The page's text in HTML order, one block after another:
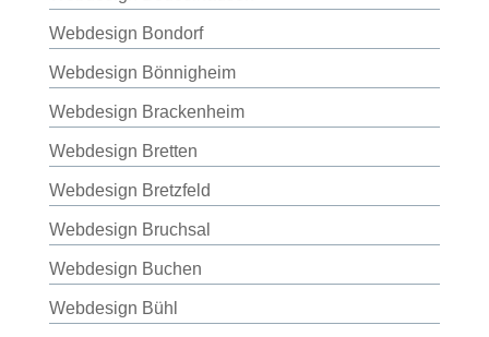
Webdesign Bondorf
Webdesign Bönnigheim
Webdesign Brackenheim
Webdesign Bretten
Webdesign Bretzfeld
Webdesign Bruchsal
Webdesign Buchen
Webdesign Bühl